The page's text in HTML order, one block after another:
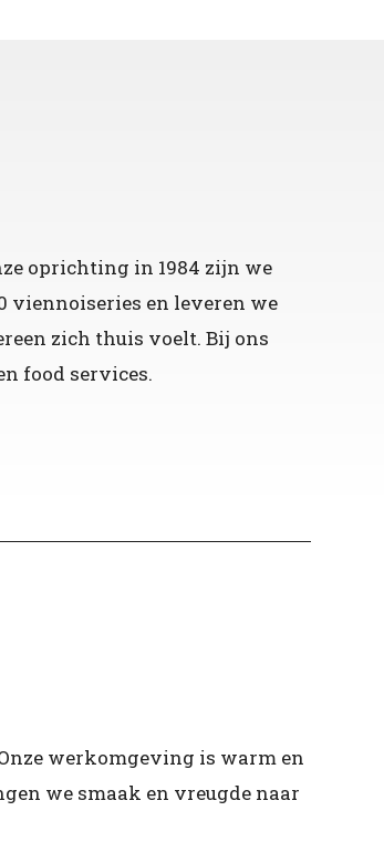
oprichting in 1984 zijn we
viennoiseries en leveren we
zich thuis voelt. Bij ons
food services.
werkomgeving is warm en
we smaak en vreugde naar